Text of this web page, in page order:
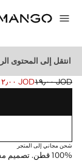
انتقل إلى المحتوى
تيشرت مطبوع
السعر الأول محذوف [JOD ١٩٫٠٠ ]
JOD ١٩٫٠٠
السعر الحالي [JOD ١٢٫٠٠ ]JOD ١٢٫٠٠
حدد اللون
شحن مجاني إلى المتجر
100% قطن. تصميم مستقيم. أكمام قصيرة. رسالة مطبوعة